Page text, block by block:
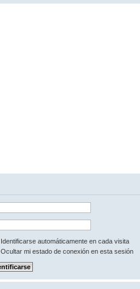
Identificarse automáticamente en cada visita
Ocultar mi estado de conexión en esta sesión